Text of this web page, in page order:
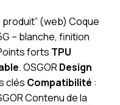
(web) Coque
– blanche, finition
forts TPU
. OSGORDesign
clés Compatibilité :
Contenu de la